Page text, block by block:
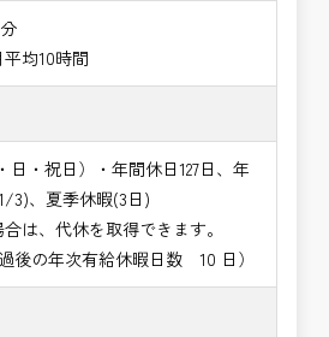
均10時間
日・祝日）・年間休日127日、年
3)、夏季休暇(3日)
は、代休を取得できます。
後の年次有給休暇日数 10 日）